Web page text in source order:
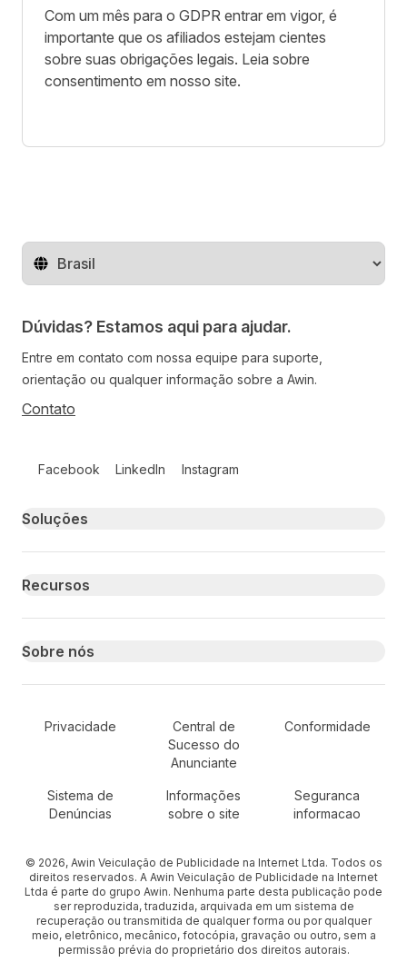
Com um mês para o GDPR entrar em vigor, é
importante que os afiliados estejam cientes
sobre suas obrigações legais. Leia sobre
consentimento em nosso site.
Mude o território
Dúvidas? Estamos aqui para ajudar.
Entre em contato com nossa equipe para suporte,
orientação ou qualquer informação sobre a Awin.
Contato
Facebook LinkedIn Instagram
Primary footer navigation
Soluções
Recursos
Sobre nós
Secondary Footer Navigation
Privacidade
Central de
Sucesso do
Anunciante
Conformidade
Sistema de
Denúncias
Informações
sobre o site
Seguranca
informacao
© 2026, Awin Veiculação de Publicidade na Internet Ltda. Todos os
direitos reservados. A Awin Veiculação de Publicidade na Internet
Ltda é parte do grupo Awin. Nenhuma parte desta publicação pode
ser reproduzida, traduzida, arquivada em um sistema de
recuperação ou transmitida de qualquer forma ou por qualquer
meio, eletrônico, mecânico, fotocópia, gravação ou outro, sem a
permissão prévia do proprietário dos direitos autorais.